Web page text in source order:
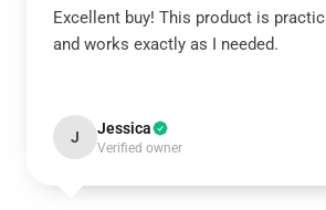
Excellent buy! This product is
and works exactly as I needed.
J Jessica
Verified owner